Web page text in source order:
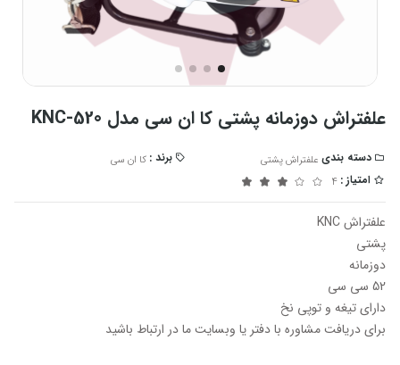
علفتراش دوزمانه پشتی کا ان سی مدل KNC-520
دسته بندی علفتراش پشتی برند : کا ان سی
امتیاز : 4
علفتراش KNC
پشتی
دوزمانه
52 سی سی
دارای تیغه و توپی نخ
برای دریافت مشاوره با دفتر یا وبسایت ما در ارتباط باشید